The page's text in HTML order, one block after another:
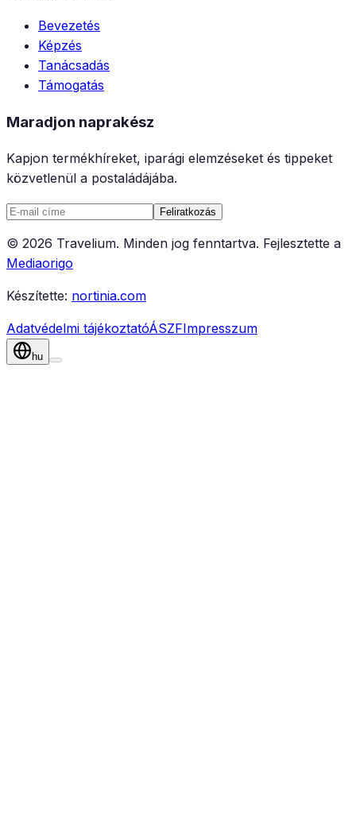
Bevezetés
Képzés
Tanácsadás
Támogatás
Maradjon naprakész
Kapjon termékhíreket, iparági elemzéseket és tippeket
közvetlenül a postaládájába.
Feliratkozás
© 2026 Travelium. Minden jog fenntartva. Fejlesztette a
Mediaorigo
Készítette: nortinia.com
Adatvédelmi tájékoztatóÁSZFImpresszum
hu